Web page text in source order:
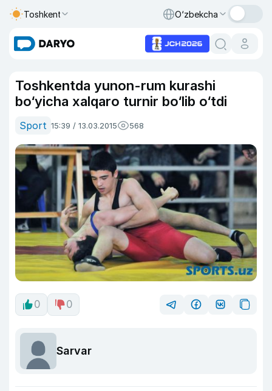
Toshkent O‘zbekcha
Toshkentda yunon-rum kurashi
bo‘yicha xalqaro turnir bo‘lib o‘tdi
Sport 15:39 / 13.03.2015 568
0 0
Sarvar